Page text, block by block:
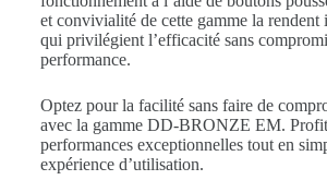
et convivialité de cette gamme la rendent
qui privilégient l’efficacité sans
performance.
Optez pour la facilité sans faire de
avec la gamme DD-BRONZE EM.
performances exceptionnelles tout en
expérience d’utilisation.